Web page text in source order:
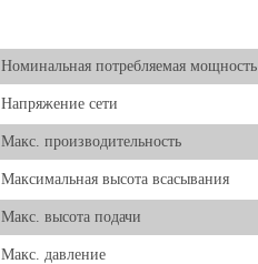
Номинальная потребляемая мощность
Напряжение сети
Макс. производительность
Максимальная высота всасывания
Макс. высота подачи
Макс. давление